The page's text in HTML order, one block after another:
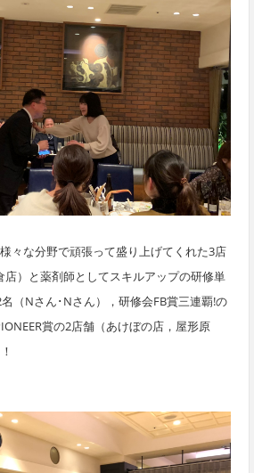
々な分野で頑張って盛り上げてくれた3店
店）と薬剤師としてスキルアップの研修単
（Nさん･Nさん），研修会FB賞三連覇!の
賞の2店舗（あけぼの店，屋形原
！